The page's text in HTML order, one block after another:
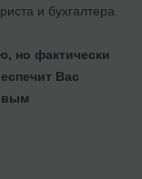
и бухгалтера.
но фактически
Вас